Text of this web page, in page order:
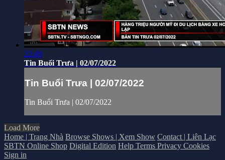
22:49
Tin Buổi Trưa | 02/07/2022
Tin Buổi Trưa | 02/07/2022
Tin Buổi Trưa | 02/07/2022
Load More
Home | Trang Nhà Browse Shows | Xem Show Contact | Liên Lạc
SBTN Online Shop Digital Edition Help Terms Privacy Cookies
Sign in